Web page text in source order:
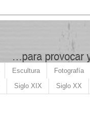
Escultura Fotografía
Siglo XIX Siglo XX